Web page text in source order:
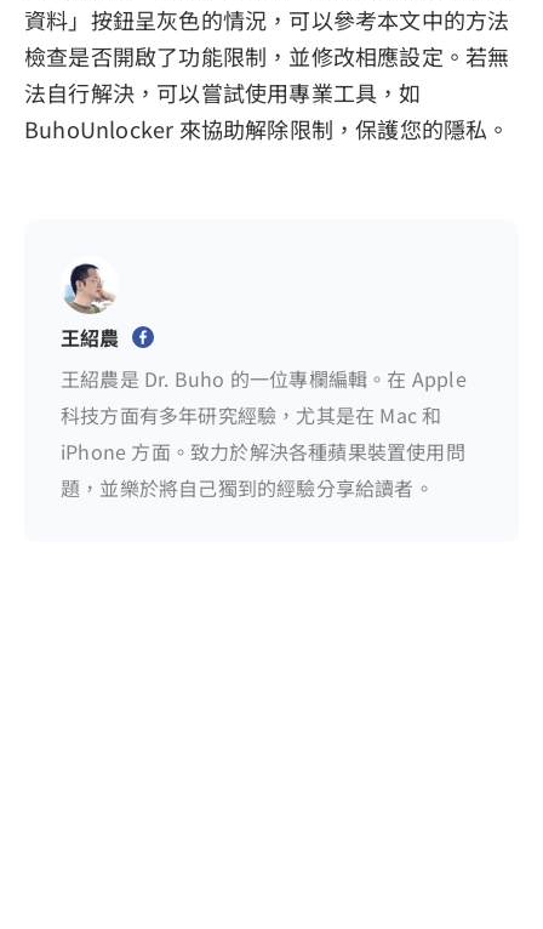
資料」按鈕呈灰色的情況，可以參考本文中的方法
檢查是否開啟了功能限制，並修改相應設定。若無
法自行解決，可以嘗試使用專業工具，如
BuhoUnlocker 來協助解除限制，保護您的隱私。
王紹農
王紹農是 Dr. Buho 的一位專欄編輯。在 Apple
科技方面有多年研究經驗，尤其是在 Mac 和
iPhone 方面。致力於解決各種蘋果裝置使用問
題，並樂於將自己獨到的經驗分享給讀者。